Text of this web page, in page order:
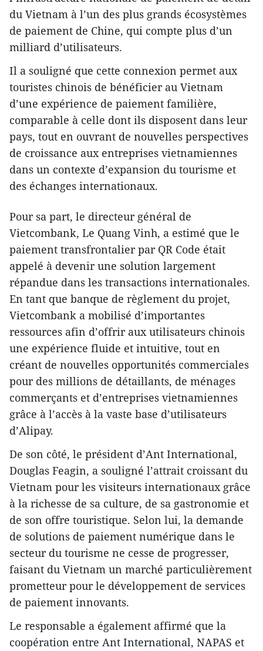
du Vietnam à l’un des plus grands écosystèmes
de paiement de Chine, qui compte plus d’un
milliard d’utilisateurs.
Il a souligné que cette connexion permet aux
touristes chinois de bénéficier au Vietnam
d’une expérience de paiement familière,
comparable à celle dont ils disposent dans leur
pays, tout en ouvrant de nouvelles perspectives
de croissance aux entreprises vietnamiennes
dans un contexte d’expansion du tourisme et
des échanges internationaux.
Pour sa part, le directeur général de
Vietcombank, Le Quang Vinh, a estimé que le
paiement transfrontalier par QR Code était
appelé à devenir une solution largement
répandue dans les transactions internationales.
En tant que banque de règlement du projet,
Vietcombank a mobilisé d’importantes
ressources afin d’offrir aux utilisateurs chinois
une expérience fluide et intuitive, tout en
créant de nouvelles opportunités commerciales
pour des millions de détaillants, de ménages
commerçants et d’entreprises vietnamiennes
grâce à l’accès à la vaste base d’utilisateurs
d’Alipay.
De son côté, le président d’Ant International,
Douglas Feagin, a souligné l’attrait croissant du
Vietnam pour les visiteurs internationaux grâce
à la richesse de sa culture, de sa gastronomie et
de son offre touristique. Selon lui, la demande
de solutions de paiement numérique dans le
secteur du tourisme ne cesse de progresser,
faisant du Vietnam un marché particulièrement
prometteur pour le développement de services
de paiement innovants.
Le responsable a également affirmé que la
coopération entre Ant International, NAPAS et